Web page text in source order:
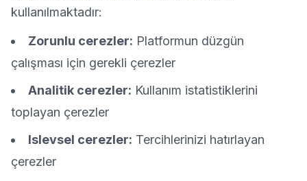
kullanılmaktadır:
Zorunlu cerezler: Platformun düzgün
çalışması için gerekli çerezler
Analitik cerezler: Kullanım istatistiklerini
toplayan çerezler
Islevsel cerezler: Tercihlerinizi hatırlayan
çerezler